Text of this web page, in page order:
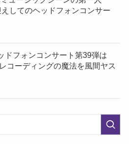
してのヘッドフォンコンサー
ドフォンコンサート第39弾は
コーディングの魔法を風間ヤス